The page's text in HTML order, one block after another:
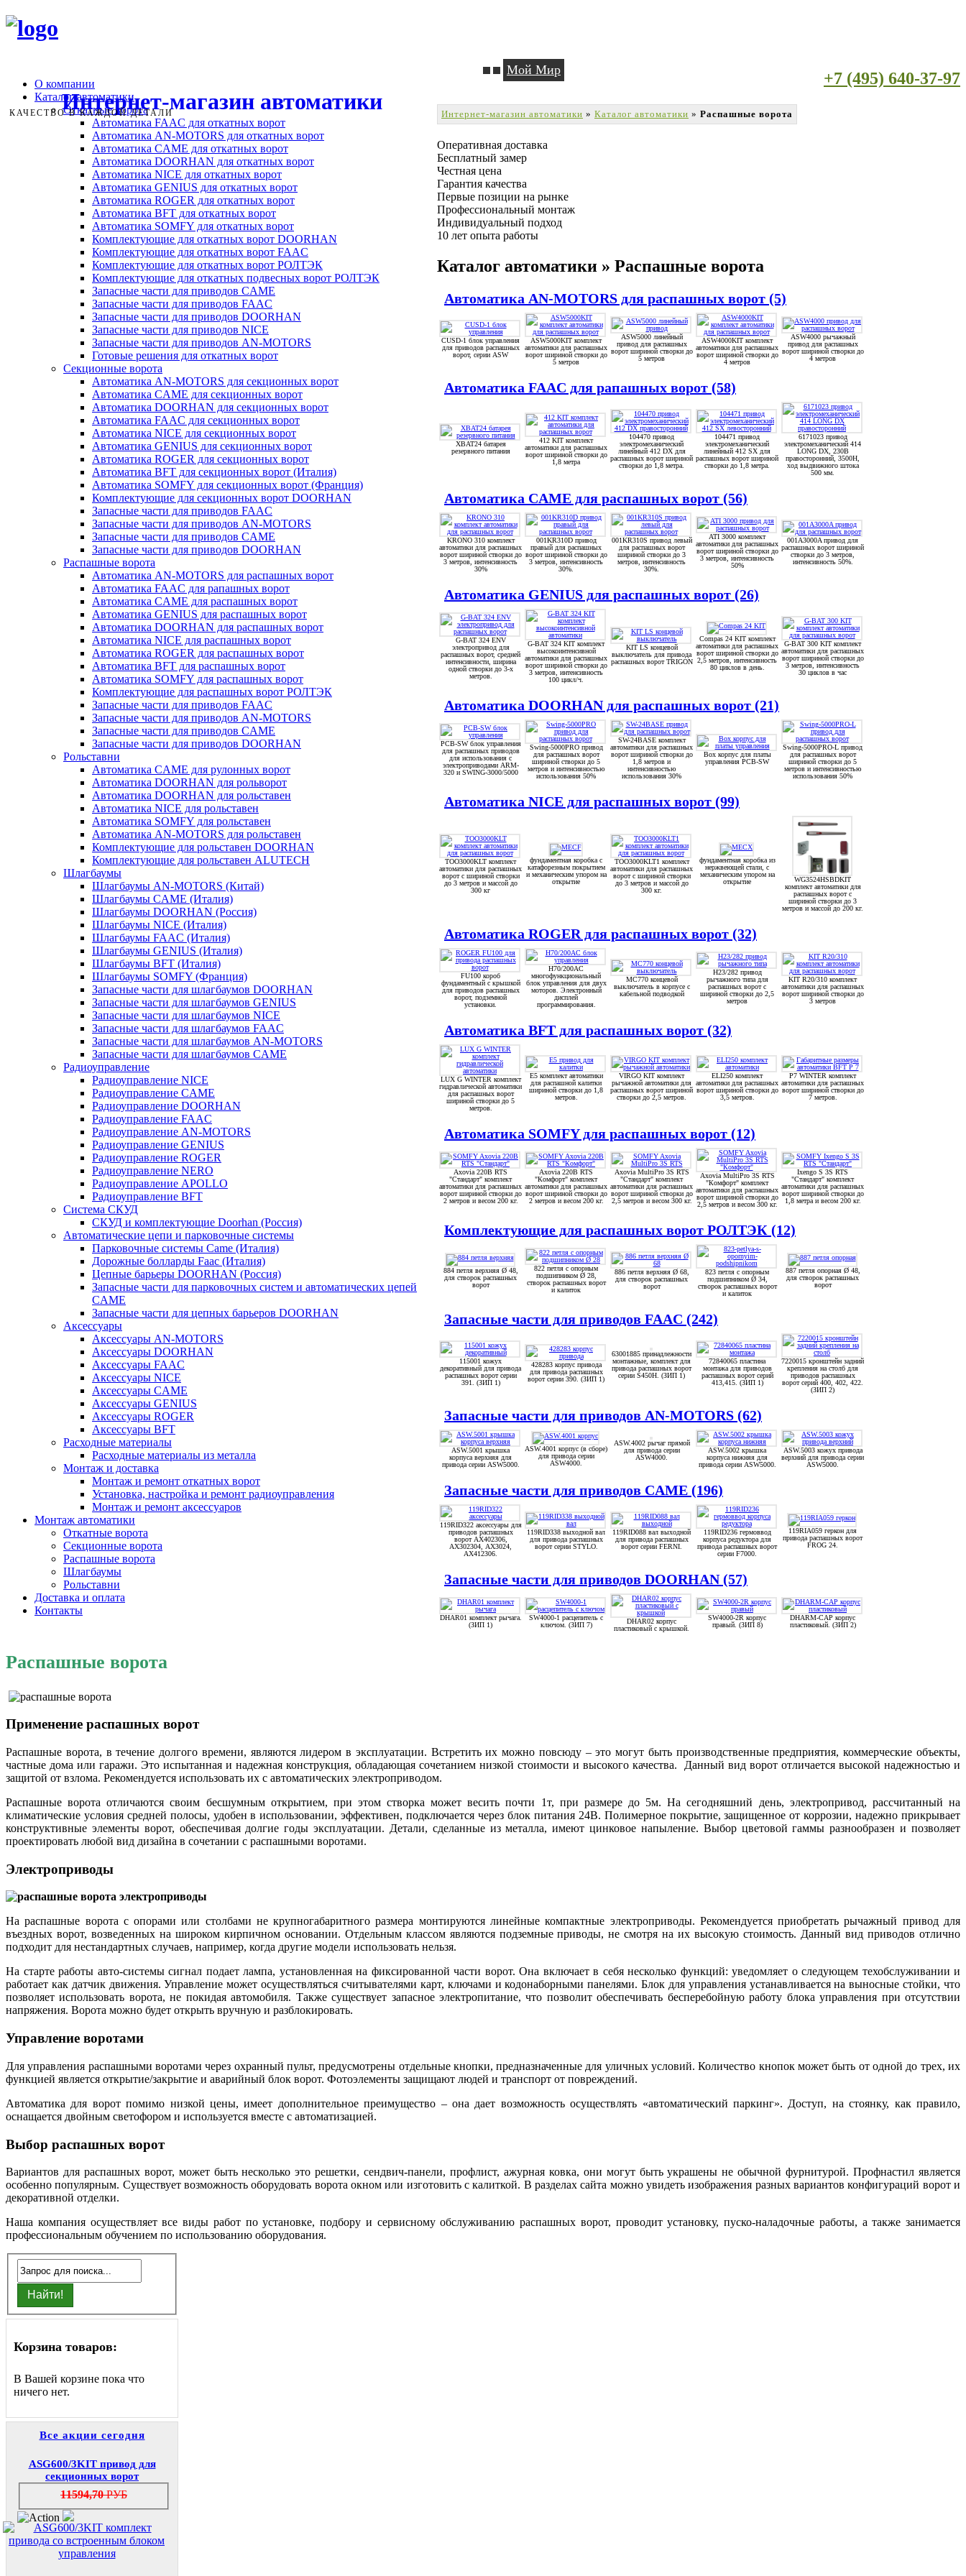
Интернет-магазин автоматики
КАЧЕСТВО В КАЖДОЙ ДЕТАЛИ
Мой Мир +7 (495) 640-37-97
О компании
Каталог автоматики
Откатные ворота
Автоматика FAAC для откатных ворот
Автоматика AN-MOTORS для откатных ворот
Автоматика CAME для откатных ворот
Автоматика DOORHAN для откатных ворот
Автоматика NICE для откатных ворот
Автоматика GENIUS для откатных ворот
Автоматика ROGER для откатных ворот
Автоматика BFT для откатных ворот
Автоматика SOMFY для откатных ворот
Комплектующие для откатных ворот DOORHAN
Комплектующие для откатных ворот FAAC
Комплектующие для откатных ворот РОЛТЭК
Комплектующие для откатных подвесных ворот РОЛТЭК
Запасные части для приводов CAME
Запасные части для приводов FAAC
Запасные части для приводов DOORHAN
Запасные части для приводов NICE
Запасные части для приводов AN-MOTORS
Готовые решения для откатных ворот
Секционные ворота
Автоматика AN-MOTORS для секционных ворот
Автоматика CAME для секционных ворот
Автоматика DOORHAN для секционных ворот
Автоматика FAAC для секционных ворот
Автоматика NICE для секционных ворот
Автоматика GENIUS для секционных ворот
Автоматика ROGER для секционных ворот
Автоматика BFT для секционных ворот (Италия)
Автоматика SOMFY для секционных ворот (Франция)
Комплектующие для секционных ворот DOORHAN
Запасные части для приводов FAAC
Запасные части для приводов AN-MOTORS
Запасные части для приводов CAME
Запасные части для приводов DOORHAN
Распашные ворота
Автоматика AN-MOTORS для распашных ворот
Автоматика FAAC для рапашных ворот
Автоматика CAME для раcпашных ворот
Автоматика GENIUS для раcпашных ворот
Автоматика DOORHAN для раcпашных ворот
Автоматика NICE для раcпашных ворот
Автоматика ROGER для раcпашных ворот
Автоматика BFT для раcпашных ворот
Автоматика SOMFY для распашных ворот
Комплектующие для распашных ворот РОЛТЭК
Запасные части для приводов FAAC
Запасные части для приводов AN-MOTORS
Запасные части для приводов CAME
Запасные части для приводов DOORHAN
Рольставни
Автоматика CAME для рулонных ворот
Автоматика DOORHAN для рольворот
Автоматика DOORHAN для рольставен
Автоматика NICE для рольставен
Автоматика SOMFY для рольставен
Автоматика AN-MOTORS для рольставен
Комплектующие для рольставен DOORHAN
Комплектующие для рольставен ALUTECH
Шлагбаумы
Шлагбаумы AN-MOTORS (Китай)
Шлагбаумы CAME (Италия)
Шлагбаумы DOORHAN (Россия)
Шлагбаумы NICE (Италия)
Шлагбаумы FAAC (Италия)
Шлагбаумы GENIUS (Италия)
Шлагбаумы BFT (Италия)
Шлагбаумы SOMFY (Франция)
Запасные части для шлагбаумов DOORHAN
Запасные части для шлагбаумов GENIUS
Запасные части для шлагбаумов NICE
Запасные части для шлагбаумов FAAC
Запасные части для шлагбаумов AN-MOTORS
Запасные части для шлагбаумов CAME
Радиоуправление
Радиоуправление NICE
Радиоуправление CAME
Радиоуправление DOORHAN
Радиоуправление FAAC
Радиоуправление AN-MOTORS
Радиоуправление GENIUS
Радиоуправление ROGER
Радиоуправление NERO
Радиоуправление APOLLO
Радиоуправление BFT
Система СКУД
СКУД и комплектующие Doorhan (Россия)
Автоматические цепи и парковочные системы
Парковочные системы Came (Италия)
Дорожные болларды Faac (Италия)
Цепные барьеры DOORHAN (Россия)
Запасные части для парковочных систем и автоматических цепей
CAME
Запасные части для цепных барьеров DOORHAN
Аксессуары
Аксессуары AN-MOTORS
Аксесcуары DOORHAN
Аксесcуары FAAC
Аксесcуары NICE
Аксессуары CAME
Аксессуары GENIUS
Аксессуары ROGER
Аксесcуары BFT
Расходные материалы
Расходные материалы из металла
Монтаж и доставка
Монтаж и ремонт откатных ворот
Установка, настройка и ремонт радиоуправления
Монтаж и ремонт аксессуаров
Монтаж автоматики
Откатные ворота
Секционные ворота
Распашные ворота
Шлагбаумы
Рольставни
Доставка и оплата
Контакты
Интернет-магазин автоматики » Каталог автоматики » Распашные ворота
Оперативная доставка
Бесплатный замер
Честная цена
Гарантия качества
Первые позиции на рынке
Профессиональный монтаж
Индивидуальный подход
10 лет опыта работы
Каталог автоматики » Распашные ворота
Автоматика AN-MOTORS для распашных ворот (5)
CUSD-1 блок управления
для приводов распашных
ворот, серии ASW
ASW5000KIT комплект
автоматики для распашных
ворот шириной створки до
5 метров
ASW5000 линейный
привод для распашных
ворот шириной створки до
5 метров
ASW4000KIT комплект
автоматики для распашных
ворот шириной створки до
4 метров
ASW4000 рычажный
привод для распашных
ворот шириной створки до
4 метров
Автоматика FAAC для рапашных ворот (58)
XBAT24 батарея
резервного питания
412 KIT комплект
автоматики для распашных
ворот шириной створки до
1,8 метра
104470 привод
электромеханический
линейный 412 DX для
распашных ворот шириной
створки до 1,8 метра.
104471 привод
электромеханический
линейный 412 SX для
распашных ворот шириной
створки до 1,8 метра.
6171023 привод
электромеханический 414
LONG DX, 230В
правосторонний, 3500Н,
ход выдвижного штока
500 мм.
Автоматика CAME для раcпашных ворот (56)
KRONO 310 комплект
автоматики для распашных
ворот шириной створки до
3 метров, интенсивность
30%
001KR310D привод
правый для распашных
ворот шириной створки до
3 метров, интенсивность
30%.
001KR310S привод левый
для распашных ворот
шириной створки до 3
метров, интенсивность
30%.
ATI 3000 комплект
автоматики для распашных
ворот шириной створки до
3 метров, интенсивность
50%
001A3000A привод для
распашных ворот шириной
створки до 3 метров,
интенсивность 50%.
Автоматика GENIUS для раcпашных ворот (26)
G-BAT 324 ENV
электропривод для
распашных ворот, средней
интенсивности, ширина
одной створки до 3-х
метров.
G-BAT 324 KIT комплект
высокоинтенсивной
автоматики для распашных
ворот шириной створки до
3 метров, интенсивность
100 цикл/ч.
KIT LS концевой
выключатель для привода
распашных ворот TRIGON
Compas 24 KIT комплект
автоматики для распашных
ворот шириной створки до
2,5 метров, интенсивность
80 циклов в день.
G-BAT 300 KIT комплект
автоматики для распашных
ворот шириной створки до
3 метров, интенсивность
30 циклов в час
Автоматика DOORHAN для раcпашных ворот (21)
PCB-SW блок управления
для распашных приводов
для использования с
электроприводами ARM-
320 и SWING-3000/5000
Swing-5000PRO привод
для распашных ворот
шириной створки до 5
метров и интенсивностью
использования 50%
SW-24BASE комплект
автоматики для распашных
ворот шириной створки до
1,8 метров и
интенсивностью
использования 30%
Box корпус для платы
управления PCB-SW
Swing-5000PRO-L привод
для распашных ворот
шириной створки до 5
метров и интенсивностью
использования 50%
Автоматика NICE для раcпашных ворот (99)
TOO3000KLT комплект
автоматики для распашных
ворот с шириной створки
до 3 метров и массой до
300 кг
фундаментная коробка с
катафорезным покрытием
и механическим упором на
открытие
TOO3000KLT1 комплект
автоматики для распашных
ворот с шириной створки
до 3 метров и массой до
300 кг.
фундаментная коробка из
нержвеющей стали, с
механическим упором на
открытие
WG3524HSBDKIT
комплект автоматики для
распашных ворот с
шириной створки до 3
метров и массой до 200 кг.
Автоматика ROGER для раcпашных ворот (32)
FU100 короб
фундаментный с крышкой
для приводов распашных
ворот, подземной
установки.
H70/200AC
многофункциональный
блок управления для двух
моторов. Электронный
дисплей
программирования.
MC770 концевой
выключатель в корпусе с
кабельной подводкой
H23/282 привод
рычажного типа для
распашных ворот с
шириной створки до 2,5
метров
KIT R20/310 комплект
автоматики для распашных
ворот шириной створки до
3 метров
Автоматика BFT для раcпашных ворот (32)
LUX G WINTER комплект
гидравлической автоматики
для распашных ворот
шириной створки до 5
метров.
E5 комплект автоматики
для распашной калитки
шириной створки до 1,8
метров.
VIRGO KIT комплект
рычажной автоматики для
распашных ворот шириной
створки до 2,5 метров.
ELI250 комплект
автоматики для распашных
ворот шириной створки до
3,5 метров.
P7 WINTER комплект
автоматики для распашных
ворот шириной створки до
7 метров.
Автоматика SOMFY для распашных ворот (12)
Axovia 220B RTS
"Стандарт" комплект
автоматики для распашных
ворот шириной створки до
2 метров и весом 200 кг.
Axovia 220B RTS
"Комфорт" комплект
автоматики для распашных
ворот шириной створки до
2 метров и весом 200 кг.
Axovia MultiPro 3S RTS
"Стандарт" комплект
автоматики для распашных
ворот шириной створки до
2,5 метров и весом 300 кг.
Axovia MultiPro 3S RTS
"Комфорт" комплект
автоматики для распашных
ворот шириной створки до
2,5 метров и весом 300 кг.
Ixengo S 3S RTS
"Стандарт" комплект
автоматики для распашных
ворот шириной створки до
1,8 метра и весом 200 кг.
Комплектующие для распашных ворот РОЛТЭК (12)
884 петля верхняя Ø 48,
для створок распашных
ворот
822 петля с опорным
подшипником Ø 28,
створок распашных ворот
и калиток
886 петля верхняя Ø 68,
для створок распашных
ворот
823 петля с опорным
подшипником Ø 34,
створок распашных ворот
и калиток
887 петля опорная Ø 48,
для створок распашных
ворот
Запасные части для приводов FAAC (242)
115001 кожух
декоративный для привода
распашных ворот серии
391. (ЗИП 1)
428283 корпус привода
для привода распашных
ворот серии 390. (ЗИП 1)
63001885 принадлежности
монтажные, комплект для
привода распашных ворот
серии S450H. (ЗИП 1)
72840065 пластина
монтажа для приводов
распашных ворот серий
413,415. (ЗИП 1)
7220015 кронштейн задний
крепления на столб для
приводов распашных
ворот серий 400, 402, 422.
(ЗИП 2)
Запасные части для приводов AN-MOTORS (62)
ASW.5001 крышка
корпуса верхняя для
привода серии ASW5000.
ASW.4001 корпус (в сборе)
для привода серии
ASW4000.
ASW.4002 рычаг прямой
для привода серии
ASW4000.
ASW.5002 крышка
корпуса нижняя для
привода серии ASW5000.
ASW.5003 кожух привода
верхний для привода серии
ASW5000.
Запасные части для приводов CAME (196)
119RID322 аксессуары для
приводов распашных
ворот АХ402306,
АХ302304, АХ3024,
АХ412306.
119RID338 выходной вал
для привода распашных
ворот серии STYLO.
119RID088 вал выходной
для привода распашных
ворот серии FERNI.
119RID236 гермоввод
корпуса редуктора для
привода распашных ворот
серии F7000.
119RIA059 геркон для
привода распашных ворот
FROG 24.
Запасные части для приводов DOORHAN (57)
DHAR01 комплект рычага.
(ЗИП 1)
SW4000-1 расцепитель с
ключом. (ЗИП 7)
DHAR02 корпус
пластиковый с крышкой.
SW4000-2R корпус
правый. (ЗИП 8)
DHARM-CAP корпус
пластиковый. (ЗИП 2)
Распашные ворота
Применение распашных ворот
Распашные ворота, в течение долгого времени, являются лидером в эксплуатации. Встретить их можно повсюду – это могут быть производственные предприятия, коммерческие объекты,
частные дома или гаражи. Это испытанная и надежная конструкция, обладающая сочетанием низкой стоимости и высокого качества. Данный вид ворот отличается высокой надежностью и
защитой от взлома. Рекомендуется использовать их с автоматических электроприводом.
Распашные ворота отличаются своим бесшумным открытием, при этом створка может весить почти 1т, при размере до 5м. На сегодняшний день, электропривод, рассчитанный на
климатические условия средней полосы, удобен в использовании, эффективен, подключается через блок питания 24В. Полимерное покрытие, защищенное от коррозии, надежно прикрывает
конструктивные элементы ворот, обеспечивая долгие годы эксплуатации. Детали, сделанные из металла, имеют цинковое напыление. Выбор цветовой гаммы разнообразен и позволяет
проектировать любой вид дизайна в сочетании с распашными воротами.
Электроприводы
На распашные ворота с опорами или столбами не крупногабаритного размера монтируются линейные компактные электроприводы. Рекомендуется приобретать рычажный привод для
въездных ворот, возведенных на широком кирпичном основании. Отдельным классом являются подземные приводы, не смотря на их высокую стоимость. Данный вид приводов отлично
подходит для нестандартных случаев, например, когда другие модели использовать нельзя.
На старте работы авто-системы сигнал подает лампа, установленная на фиксированной части ворот. Она включает в себя несколько функций: уведомляет о следующем техобслуживании и
работает как датчик движения. Управление может осуществляться считывателями карт, ключами и кодонаборными панелями. Блок для управления устанавливается на выносные стойки, что
позволяет использовать ворота, не покидая автомобиля. Также существует запасное электропитание, что позволит обеспечивать бесперебойную работу блока управления при отсутствии
напряжения. Ворота можно будет открыть вручную и разблокировать.
Управление воротами
Для управления распашными воротами через охранный пульт, предусмотрены отдельные кнопки, предназначенные для уличных условий. Количество кнопок может быть от одной до трех, их
функцией является открытие/закрытие и аварийный блок ворот. Фотоэлементы защищают людей и транспорт от повреждений.
Автоматика для ворот помимо низкой цены, имеет дополнительное преимущество – она дает возможность осуществлять «автоматический паркинг». Доступ, на стоянку, как правило,
оснащается двойным светофором и используется вместе с автоматизацией.
Выбор распашных ворот
Вариантов для распашных ворот, может быть несколько это решетки, сендвич-панели, профлист, ажурная ковка, они могут быть украшены не обычной фурнитурой. Профнастил является
особенно популярным. Существует возможность оборудовать ворота окном или изготовить с калиткой. В разделах сайта можно увидеть изображения разных вариантов конфигураций ворот и
декоративной отделки.
Наша компания осуществляет все виды работ по установке, подбору и сервисному обслуживанию распашных ворот, проводит установку, пуско-наладочные работы, а также занимается
профессиональным обучением по использованию оборудования.
Корзина товаров:
В Вашей корзине пока что
ничего нет.
Все акции сегодня
ASG600/3KIT привод для
секционных ворот
11594,70РУБ